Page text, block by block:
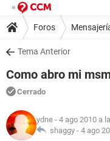
Foros
Tema Anterior
Como abro mi
Cerrado
ydne - 4 ago 2010 a
shaggy - 4 ago